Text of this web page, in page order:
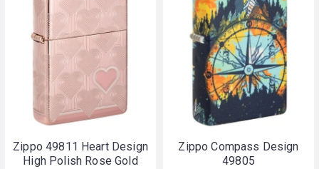
Zippo 49811 Heart Design
High Polish Rose Gold
Zippo Compass Design
49805